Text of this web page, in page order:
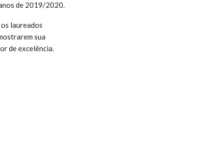
de 2019/2020.
laureados
sua
de excelência.